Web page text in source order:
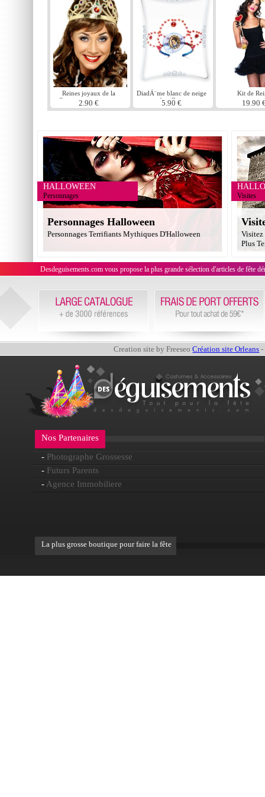
Reines joyaux de la
Couronne or et argent
assorti
2.90 €
DiadÃ¨me blanc de neige
enfant Disney
5.90 €
Kit de
19.90
HALLOWEEN
Personnages
Personnages Halloween
Personnages Terrifiants Mythiques D'Halloween
Visites
Visitez
Plus
Desdeguisements.com vous propose la plus grande sélection d'articles de fête
Creation site by FreeseoCréation site Orleans -
Nos Partenaires
- Photographe Grossesse
- Futurs Parents
- Agence Immobiliere
La plus grosse boutique pour faire la fête